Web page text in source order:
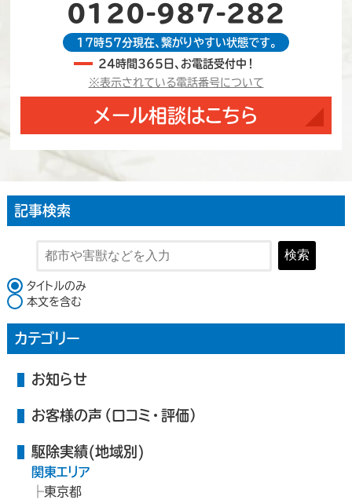
0120-987-282
17時57分現在、繋がりやすい状態です。
24時間365日、お電話受付中！
※表示されている電話番号について
メール相談はこちら
記事検索
検索
検索対象
タイトルのみ
本文を含む
カテゴリー
お知らせ
お客様の声（口コミ・評価）
駆除実績(地域別)
関東エリア
東京都